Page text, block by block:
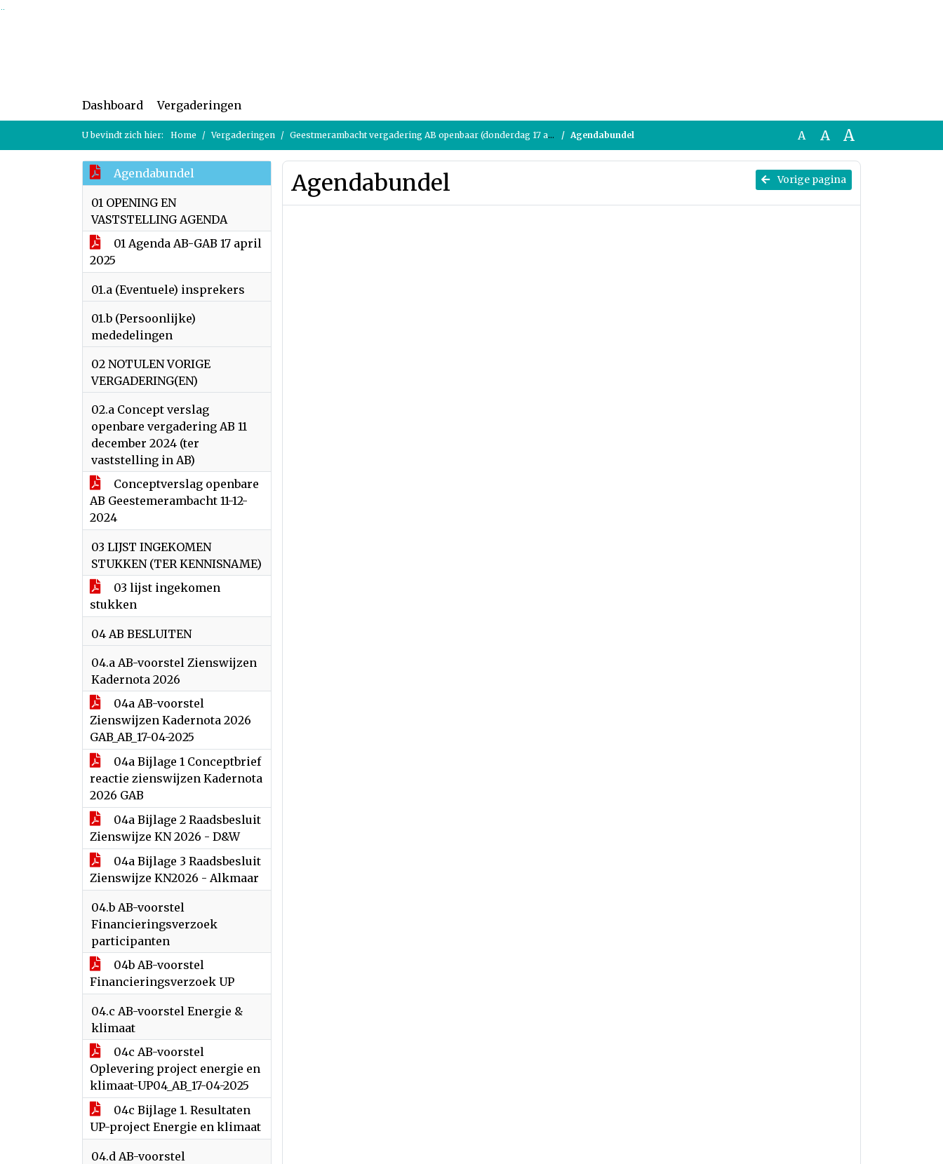
Dashboard Vergaderingen
U bevindt zich hier: Home Vergaderingen Geestmerambacht vergadering AB openbaar (donderdag 17 april 2025) Agendabundel A A A
Agendabundel
01 OPENING EN
VASTSTELLING AGENDA
01 Agenda AB-GAB 17 april
2025
01.a (Eventuele) insprekers
01.b (Persoonlijke)
mededelingen
02 NOTULEN VORIGE
VERGADERING(EN)
02.a Concept verslag
openbare vergadering AB 11
december 2024 (ter
vaststelling in AB)
Conceptverslag openbare
AB Geestemerambacht 11-12-
2024
03 LIJST INGEKOMEN
STUKKEN (TER KENNISNAME)
03 lijst ingekomen
stukken
04 AB BESLUITEN
04.a AB-voorstel Zienswijzen
Kadernota 2026
04a AB-voorstel
Zienswijzen Kadernota 2026
GAB_AB_17-04-2025
04a Bijlage 1 Conceptbrief
reactie zienswijzen Kadernota
2026 GAB
04a Bijlage 2 Raadsbesluit
Zienswijze KN 2026 - D&W
04a Bijlage 3 Raadsbesluit
Zienswijze KN2026 - Alkmaar
04.b AB-voorstel
Financieringsverzoek
participanten
04b AB-voorstel
Financieringsverzoek UP
04.c AB-voorstel Energie &
klimaat
04c AB-voorstel
Oplevering project energie en
klimaat-UP04_AB_17-04-2025
04c Bijlage 1. Resultaten
UP-project Energie en klimaat
04.d AB-voorstel
Vorige pagina
Agendabundel